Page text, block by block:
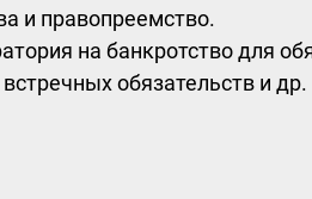
и правопреемство.
на банкротство для
обязательств и др.